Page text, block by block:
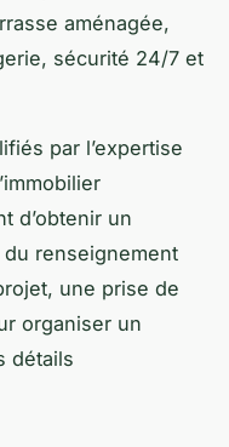
aménagée,
sécurité 24/7 et
par l’expertise
d’obtenir un
renseignement
une prise de
organiser un
détails